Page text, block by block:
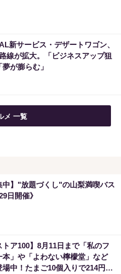
ジタルファーム ）
たいなら、まずは金運を上げて
て
タルファーム ）
新サービス・デザートワゴン、
線が拡大。「ビジネスアップ狙
が膨らむ」
メ 一覧
中】"放題づくし"の山梨満喫バス
日開催》
トア100】8月11日まで「私のフ
本」や「よわない檸檬堂」など
中！たまご10個入りで214円な